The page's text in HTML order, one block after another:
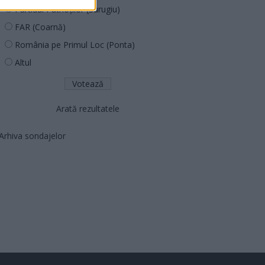
Partidul Patrioților (Surugiu)
FAR (Coarnă)
România pe Primul Loc (Ponta)
Altul
Arată rezultatele
sondajelor